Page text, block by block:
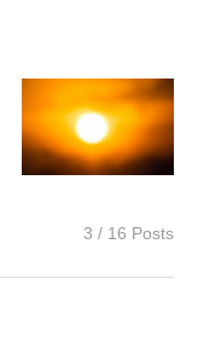
3 / 16 Posts